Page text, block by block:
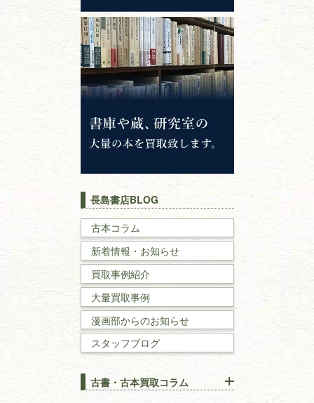
心理学・倫理学
仏教書
神道・神社仏閣
イスラム教
キリスト教
戦記・戦史
国文学・国語学
理工書
数学書・物理学書
建築書
漢方・鍼灸・東洋医学
長島書店BLOG
古本コラム
新着情報・お知らせ
買取事例紹介
大量買取事例
漫画部からのお知らせ
スタッフブログ
古書・古本買取コラム